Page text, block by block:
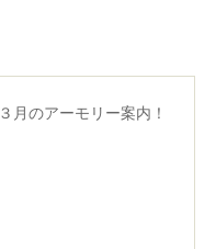
３月のアーモリー案内！